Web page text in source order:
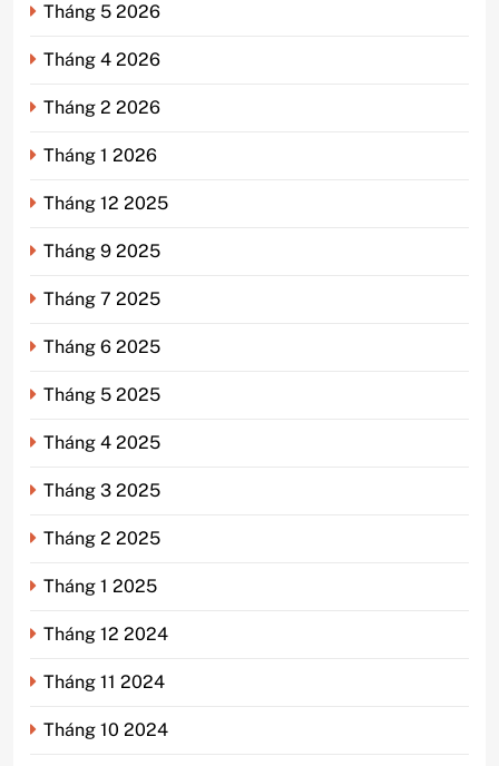
Tháng 5 2026
Tháng 4 2026
Tháng 2 2026
Tháng 1 2026
Tháng 12 2025
Tháng 9 2025
Tháng 7 2025
Tháng 6 2025
Tháng 5 2025
Tháng 4 2025
Tháng 3 2025
Tháng 2 2025
Tháng 1 2025
Tháng 12 2024
Tháng 11 2024
Tháng 10 2024